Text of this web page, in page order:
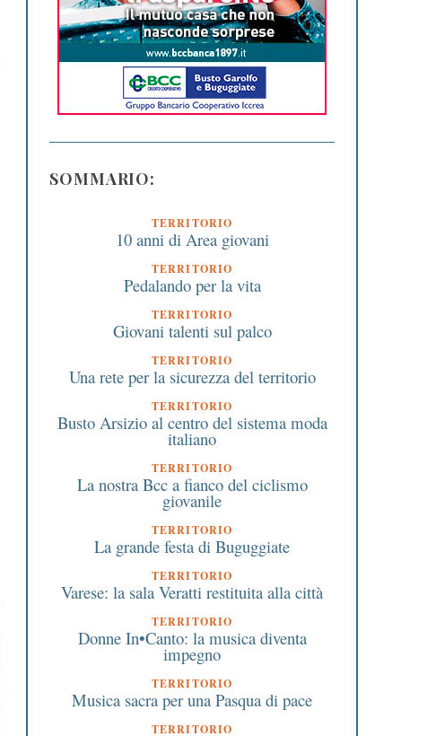
SOMMARIO:
TERRITORIO
10 anni di Area giovani
TERRITORIO
Pedalando per la vita
TERRITORIO
Giovani talenti sul palco
TERRITORIO
Una rete per la sicurezza del territorio
TERRITORIO
Busto Arsizio al centro del sistema moda
italiano
TERRITORIO
La nostra Bcc a fianco del ciclismo
giovanile
TERRITORIO
La grande festa di Buguggiate
TERRITORIO
Varese: la sala Veratti restituita alla città
TERRITORIO
Donne In•Canto: la musica diventa
impegno
TERRITORIO
Musica sacra per una Pasqua di pace
TERRITORIO